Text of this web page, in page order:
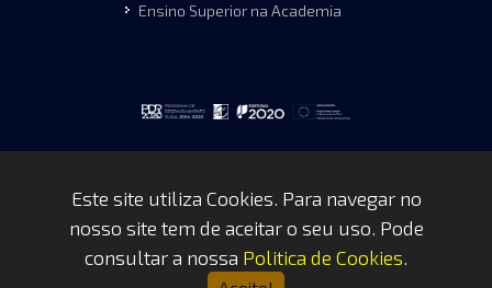
Ensino Superior na Academia
Copyrights © 2026 by FAP - DCSI -
WEBTEAM
Este site utiliza Cookies. Para navegar no
nosso site tem de aceitar o seu uso. Pode
consultar a nossa Politica de Cookies.